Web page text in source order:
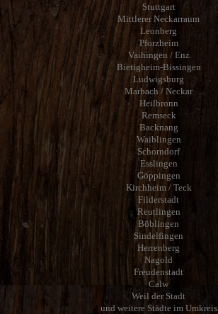
Stuttgart
Mittlerer Neckarraum
Leonberg
Pforzheim
Vaihingen / Enz
Bietigheim-Bissingen
Ludwigsburg
Marbach / Neckar
Heilbronn
Remseck
Backnang
Waiblingen
Schorndorf
Esslingen
Göppingen
Kirchheim / Teck
Filderstadt
Reutlingen
Böblingen
Sindelfingen
Herrenberg
Nagold
Freudenstadt
Calw
Weil der Stadt
und weitere Städte im Umkreis